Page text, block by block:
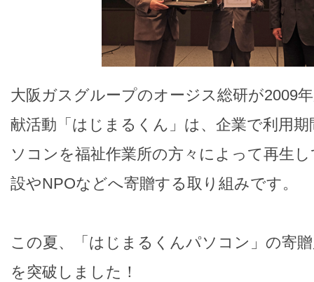
大阪ガスグループのオージス総研が2009
献活動「はじまるくん」は、企業で利用
ソコンを福祉作業所の方々によって再生
設やNPOなどへ寄贈する取り組みです。
この夏、「はじまるくんパソコン」の寄
を突破しました！